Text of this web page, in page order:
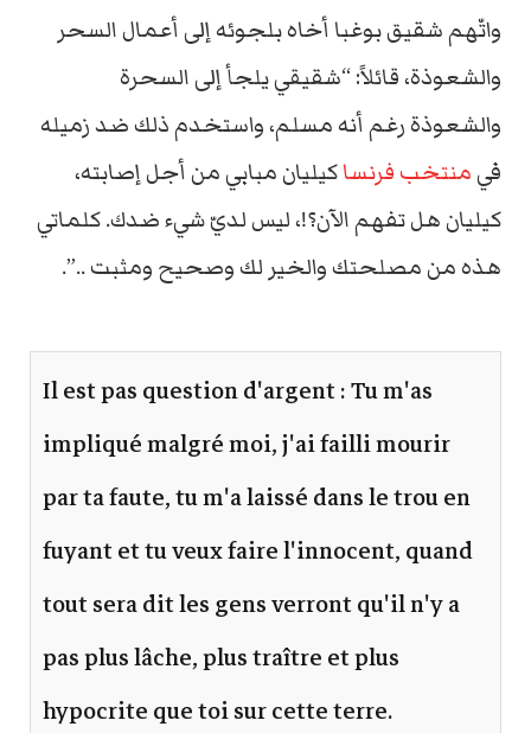
واتّهم شقيق بوغبا أخاه بلجوئه إلى أعمال السحر
والشعوذة، قائلاً: “شقيقي يلجأ إلى السحرة
والشعوذة رغم أنه مسلم، واستخدم ذلك ضد زميله
فيمنتخب فرنساكيليان مبابي من أجل إصابته،
كيليان هل تفهم الآن؟!، ليس لديّ شيء ضدك. كلماتي
هذه من مصلحتك والخير لك وصحيح ومثبت ..”.
Il est pas question d'argent : Tu m'as
impliqué malgré moi, j'ai failli mourir
par ta faute, tu m'a laissé dans le trou en
fuyant et tu veux faire l'innocent, quand
tout sera dit les gens verront qu'il n'y a
pas plus lâche, plus traître et plus
hypocrite que toi sur cette terre.